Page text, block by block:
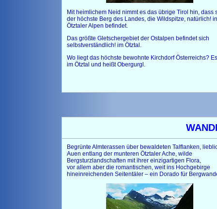
Mit heimlichem Neid nimmt es das übrige Tirol hin, dass
der höchste Berg des Landes, die Wildspitze, natürlich!
Ötztaler Alpen befindet.
Das größte Gletschergebiet der Ostalpen befindet sich
selbstverständlich! im Ötztal.
Wo liegt das höchste bewohnte Kirchdorf Österreichs?
im Ötztal und heißt Obergurgl.
Begrünte Almterassen über bewaldeten Talflanken,
Auen entlang der munteren Ötztaler Ache, wilde
Bergsturzlandschaften mit ihrer einzigartigen Flora,
vor allem aber die romantischen, weit ins Hochgebirge
hineinreichenden Seitentäler – ein Dorado für